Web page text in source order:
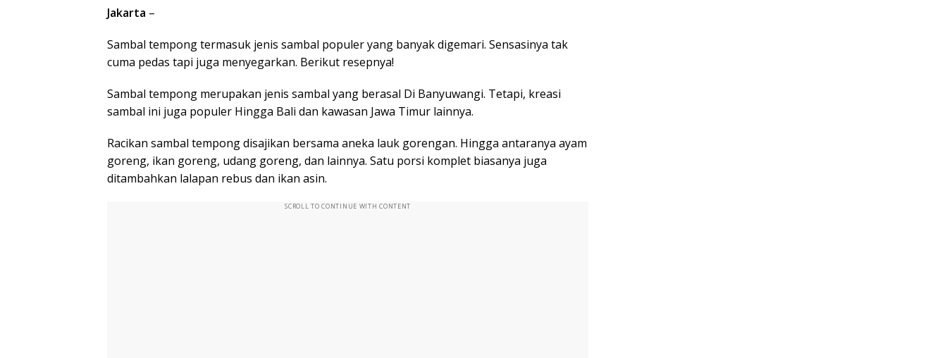
Jakarta –
Sambal tempong termasuk jenis sambal populer yang banyak digemari. Sensasinya tak
cuma pedas tapi juga menyegarkan. Berikut resepnya!
Sambal tempong merupakan jenis sambal yang berasal Di Banyuwangi. Tetapi, kreasi
sambal ini juga populer Hingga Bali dan kawasan Jawa Timur lainnya.
Racikan sambal tempong disajikan bersama aneka lauk gorengan. Hingga antaranya ayam
goreng, ikan goreng, udang goreng, dan lainnya. Satu porsi komplet biasanya juga
ditambahkan lalapan rebus dan ikan asin.
SCROLL TO CONTINUE WITH CONTENT